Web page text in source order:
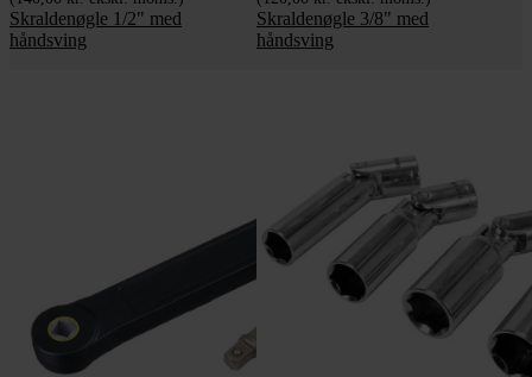
Skraldenøgle 1/2" med
håndsving
Skraldenøgle 3/8" med
håndsving